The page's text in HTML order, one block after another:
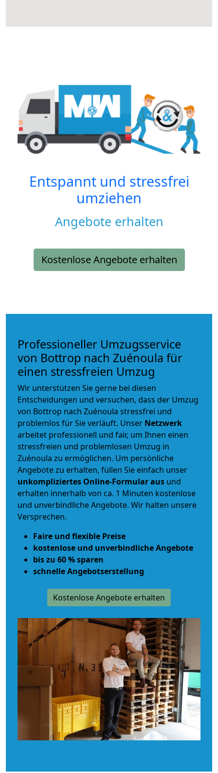
Entspannt und stressfrei
umziehen
Angebote erhalten
Kostenlose Angebote erhalten
Professioneller Umzugsservice
von Bottrop nach Zuénoula für
einen stressfreien Umzug
Wir unterstützen Sie gerne bei diesen
Entscheidungen und versuchen, dass der Umzug
von Bottrop nach Zuénoula stressfrei und
problemlos für Sie verläuft. Unser Netzwerk
arbeitet professionell und fair, um Ihnen einen
stressfreien und problemlosen Umzug in
Zuénoula zu ermöglichen. Um persönliche
Angebote zu erhalten, füllen Sie einfach unser
unkompliziertes Online-Formular aus und
erhalten innerhalb von ca. 1 Minuten kostenlose
und unverbindliche Angebote. Wir halten unsere
Versprechen.
Faire und flexible Preise
kostenlose und unverbindliche Angebote
bis zu 60 % sparen
schnelle Angebotserstellung
Kostenlose Angebote erhalten